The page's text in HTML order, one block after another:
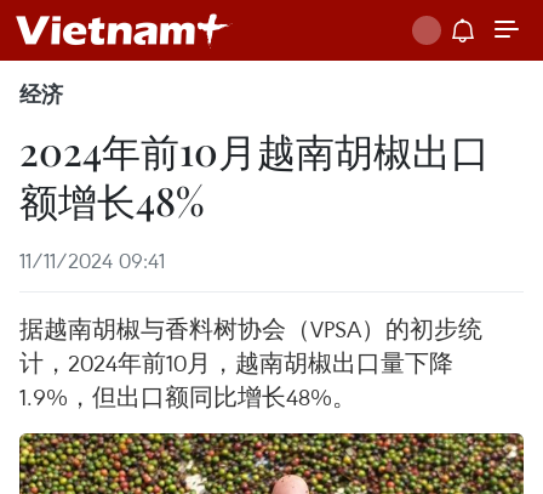
经济
2024年前10月越南胡椒出口
额增长48%
11/11/2024 09:41
据越南胡椒与香料树协会（VPSA）的初步统
计，2024年前10月，越南胡椒出口量下降
1.9%，但出口额同比增长48%。